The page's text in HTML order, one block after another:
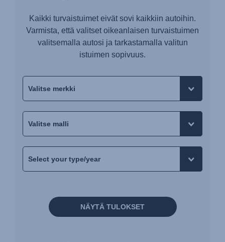
Kaikki turvaistuimet eivät sovi kaikkiin autoihin.
Varmista, että valitset oikeanlaisen turvaistuimen
valitsemalla autosi ja tarkastamalla valitun
istuimen sopivuus.
NÄYTÄ TULOKSET